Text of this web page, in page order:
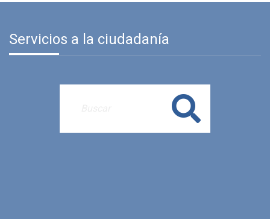
Servicios a la ciudadanía
Buscar